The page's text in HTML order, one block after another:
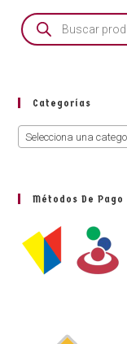
Categorías
Selecciona una
Métodos De Pago